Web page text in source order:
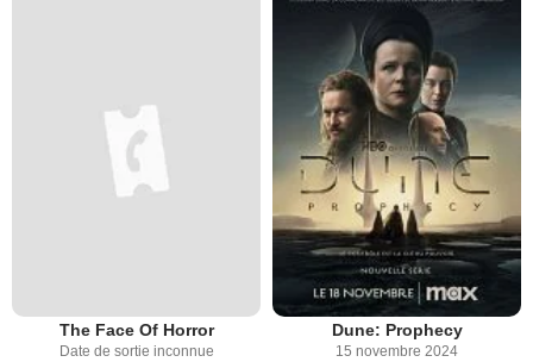
The Face Of Horror
Date de sortie inconnue
Dune: Prophecy
15 novembre 2024